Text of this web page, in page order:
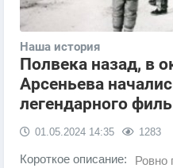
Наша история
Полвека назад, в
Арсеньева
легендарного
01.05.2024 14:35 1283
Короткое описание:
Ровно